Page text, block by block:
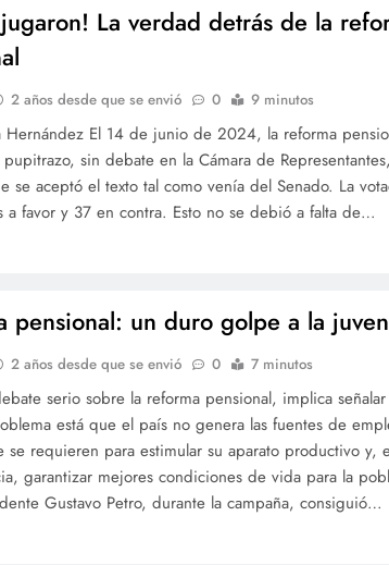
jugaron! La verdad detrás de la
2 años desde que se envió 0 9 minutos
Hernández El 14 de junio de 2024, la reforma
sin debate en la Cámara de
se aceptó el texto tal como venía del Senado. La
a favor y 37 en contra. Esto no se debió a falta de…
pensional: un duro golpe a la
2 años desde que se envió 0 7 minutos
serio sobre la reforma pensional, implica
está que el país no genera las fuentes de
se requieren para estimular su aparato productivo y,
garantizar mejores condiciones de vida para la
Gustavo Petro, durante la campaña, consiguió…